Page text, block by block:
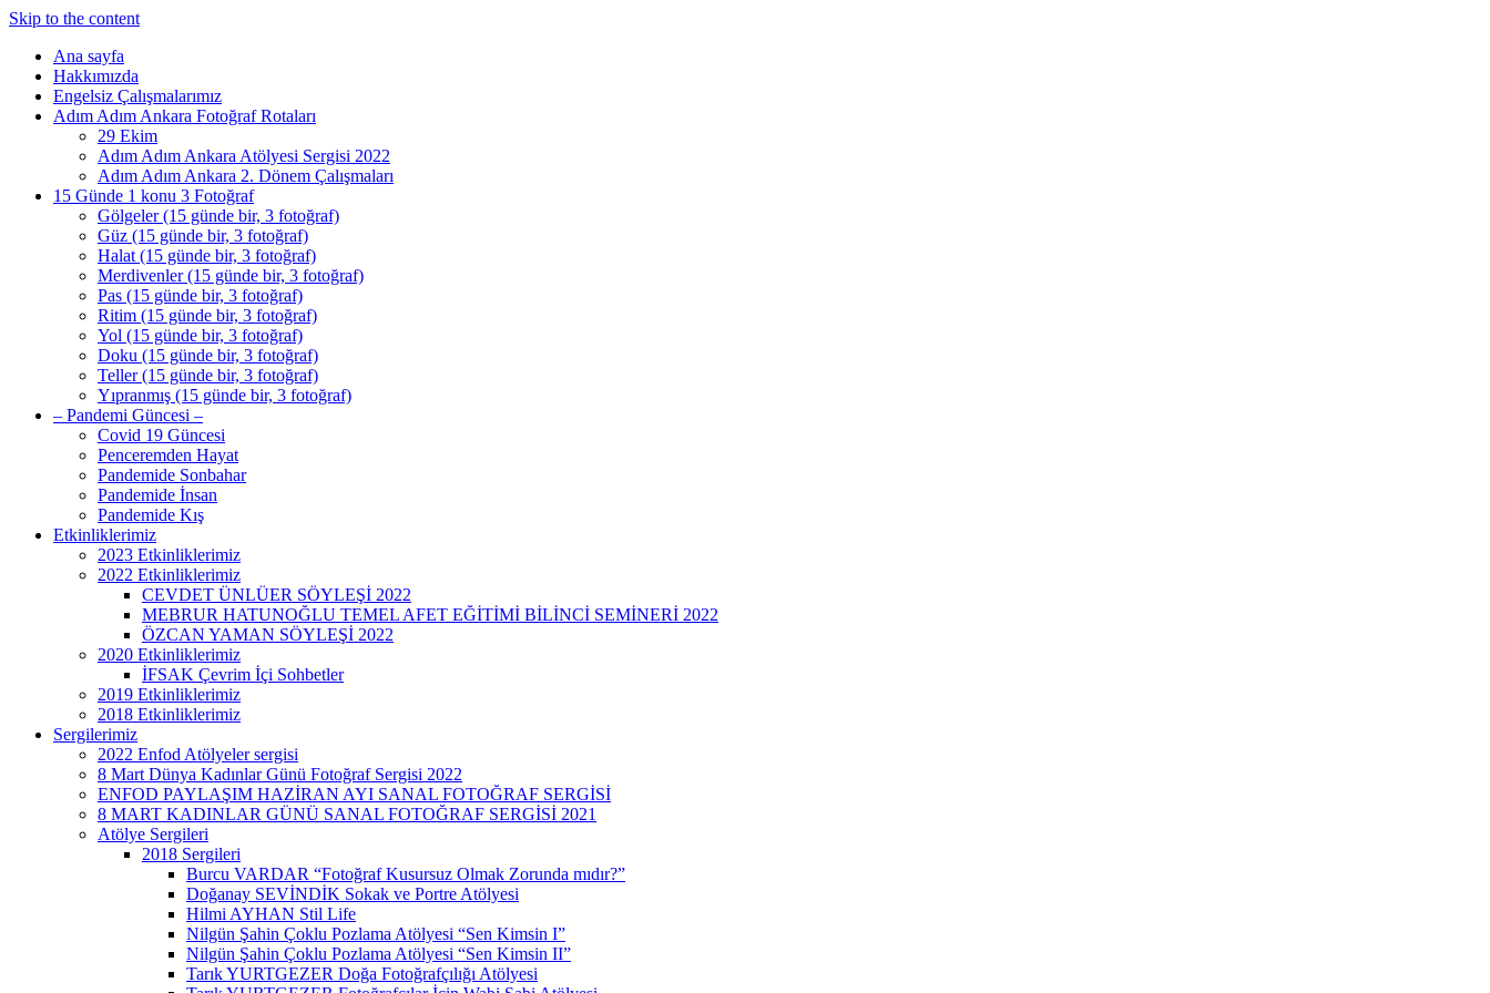
Skip to the content
Ana sayfa
Hakkımızda
Engelsiz Çalışmalarımız
Adım Adım Ankara Fotoğraf Rotaları
29 Ekim
Adım Adım Ankara Atölyesi Sergisi 2022
Adım Adım Ankara 2. Dönem Çalışmaları
15 Günde 1 konu 3 Fotoğraf
Gölgeler (15 günde bir, 3 fotoğraf)
Güz (15 günde bir, 3 fotoğraf)
Halat (15 günde bir, 3 fotoğraf)
Merdivenler (15 günde bir, 3 fotoğraf)
Pas (15 günde bir, 3 fotoğraf)
Ritim (15 günde bir, 3 fotoğraf)
Yol (15 günde bir, 3 fotoğraf)
Doku (15 günde bir, 3 fotoğraf)
Teller (15 günde bir, 3 fotoğraf)
Yıpranmış (15 günde bir, 3 fotoğraf)
– Pandemi Güncesi –
Covid 19 Güncesi
Penceremden Hayat
Pandemide Sonbahar
Pandemide İnsan
Pandemide Kış
Etkinliklerimiz
2023 Etkinliklerimiz
2022 Etkinliklerimiz
CEVDET ÜNLÜER SÖYLEŞİ 2022
MEBRUR HATUNOĞLU TEMEL AFET EĞİTİMİ BİLİNCİ SEMİNERİ 2022
ÖZCAN YAMAN SÖYLEŞİ 2022
2020 Etkinliklerimiz
İFSAK Çevrim İçi Sohbetler
2019 Etkinliklerimiz
2018 Etkinliklerimiz
Sergilerimiz
2022 Enfod Atölyeler sergisi
8 Mart Dünya Kadınlar Günü Fotoğraf Sergisi 2022
ENFOD PAYLAŞIM HAZİRAN AYI SANAL FOTOĞRAF SERGİSİ
8 MART KADINLAR GÜNÜ SANAL FOTOĞRAF SERGİSİ 2021
Atölye Sergileri
2018 Sergileri
Burcu VARDAR “Fotoğraf Kusursuz Olmak Zorunda mıdır?”
Doğanay SEVİNDİK Sokak ve Portre Atölyesi
Hilmi AYHAN Stil Life
Nilgün Şahin Çoklu Pozlama Atölyesi “Sen Kimsin I”
Nilgün Şahin Çoklu Pozlama Atölyesi “Sen Kimsin II”
Tarık YURTGEZER Doğa Fotoğrafçılığı Atölyesi